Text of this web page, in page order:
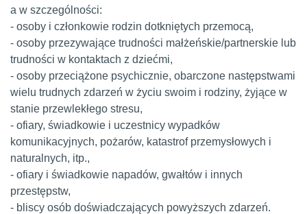
a w szczególności:
- osoby i członkowie rodzin dotkniętych przemocą,
- osoby przezywające trudności małżeńskie/partnerskie lub
trudności w kontaktach z dziećmi,
- osoby przeciążone psychicznie, obarczone następstwami
wielu trudnych zdarzeń w życiu swoim i rodziny, żyjące w
stanie przewlekłego stresu,
- ofiary, świadkowie i uczestnicy wypadków
komunikacyjnych, pożarów, katastrof przemysłowych i
naturalnych, itp.,
- ofiary i świadkowie napadów, gwałtów i innych
przestępstw,
- bliscy osób doświadczających powyższych zdarzeń.